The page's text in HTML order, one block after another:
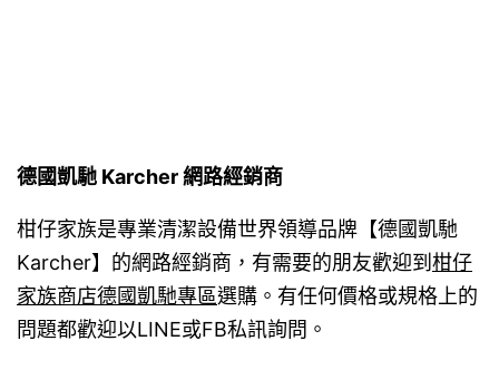
德國凱馳 Karcher 網路經銷商
柑仔家族是專業清潔設備世界領導品牌【德國凱馳
Karcher】的網路經銷商，有需要的朋友歡迎到 柑仔
家族商店德國凱馳專區選購。有任何價格或規格上的
問題都歡迎以LINE或FB私訊詢問。